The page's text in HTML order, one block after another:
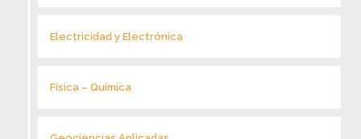
Electricidad y Electrónica
Física – Química